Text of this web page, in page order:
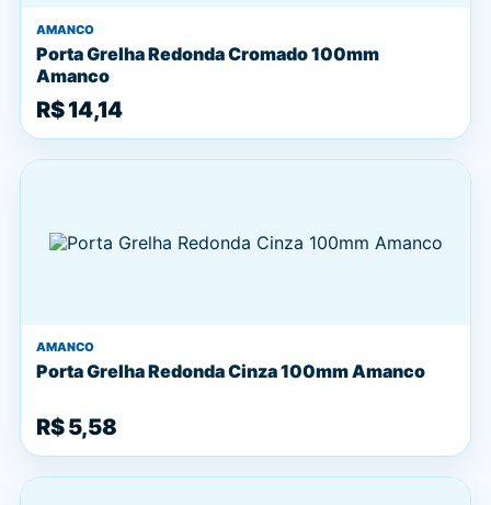
AMANCO
Porta Grelha Redonda Cromado 100mm
Amanco
R$ 14,14
AMANCO
Porta Grelha Redonda Cinza 100mm Amanco
R$ 5,58